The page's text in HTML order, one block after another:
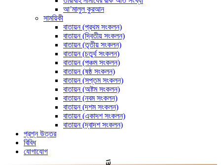
আ’মালুল কুরআন
সাময়িকী
বাতায়ন (প্রথম সংকলন)
বাতায়ন (দ্বিতীয় সংকলন)
বাতায়ন (তৃতীয় সংকলন)
বাতায়ন (চতুর্থ সংকলন)
বাতায়ন (পঞ্চম সংকলন)
বাতায়ন (ষষ্ঠ সংকলন)
বাতায়ন (সপ্তম সংকলন)
বাতায়ন (অষ্টম সংকলন)
বাতায়ন (নবম সংকলন)
বাতায়ন (দশম সংকলন)
বাতায়ন (একাদশ সংকলন)
বাতায়ন (দ্বাদশ সংকলন)
প্রশ্ন উত্তর
বিবিধ
যোগাযোগ